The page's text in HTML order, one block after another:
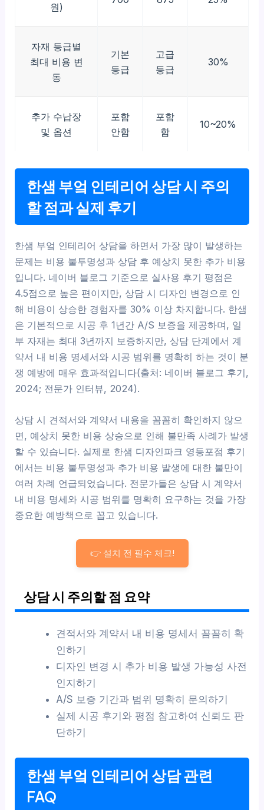
원)
자재 등급별
최대 비용 변
동
기본
등급
고급
등급
30%
추가 수납장
및 옵션
포함
안함
포함
함
10~20%
한샘 부엌 인테리어 상담 시 주의
할 점과 실제 후기
한샘 부엌 인테리어 상담을 하면서 가장 많이 발생하는
문제는 비용 불투명성과 상담 후 예상치 못한 추가 비용
입니다. 네이버 블로그 기준으로 실사용 후기 평점은
4.5점으로 높은 편이지만, 상담 시 디자인 변경으로 인
해 비용이 상승한 경험자를 30% 이상 차지합니다. 한샘
은 기본적으로 시공 후 1년간 A/S 보증을 제공하며, 일
부 자재는 최대 3년까지 보증하지만, 상담 단계에서 계
약서 내 비용 명세서와 시공 범위를 명확히 하는 것이 분
쟁 예방에 매우 효과적입니다(출처: 네이버 블로그 후기,
2024; 전문가 인터뷰, 2024).
상담 시 견적서와 계약서 내용을 꼼꼼히 확인하지 않으
면, 예상치 못한 비용 상승으로 인해 불만족 사례가 발생
할 수 있습니다. 실제로 한샘 디자인파크 영등포점 후기
에서는 비용 불투명성과 추가 비용 발생에 대한 불만이
여러 차례 언급되었습니다. 전문가들은 상담 시 계약서
내 비용 명세와 시공 범위를 명확히 요구하는 것을 가장
중요한 예방책으로 꼽고 있습니다.
👉 설치 전 필수 체크!
상담 시 주의할 점 요약
견적서와 계약서 내 비용 명세서 꼼꼼히 확
인하기
디자인 변경 시 추가 비용 발생 가능성 사전
인지하기
A/S 보증 기간과 범위 명확히 문의하기
실제 시공 후기와 평점 참고하여 신뢰도 판
단하기
한샘 부엌 인테리어 상담 관련
FAQ